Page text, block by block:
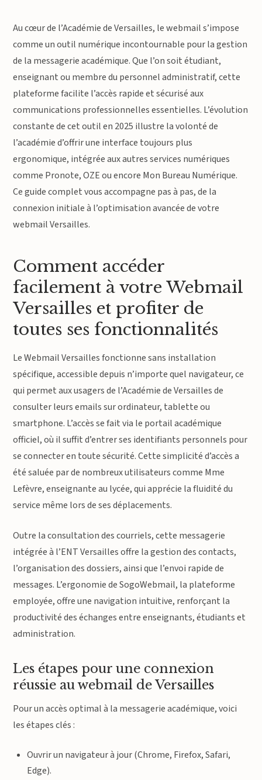
Au cœur de l’Académie de Versailles, le webmail s’impose
comme un outil numérique incontournable pour la gestion
de la messagerie académique. Que l’on soit étudiant,
enseignant ou membre du personnel administratif, cette
plateforme facilite l’accès rapide et sécurisé aux
communications professionnelles essentielles. L’évolution
constante de cet outil en 2025 illustre la volonté de
l’académie d’offrir une interface toujours plus
ergonomique, intégrée aux autres services numériques
comme Pronote, OZE ou encore Mon Bureau Numérique.
Ce guide complet vous accompagne pas à pas, de la
connexion initiale à l’optimisation avancée de votre
webmail Versailles.
Comment accéder
facilement à votre Webmail
Versailles et profiter de
toutes ses fonctionnalités
Le Webmail Versailles fonctionne sans installation
spécifique, accessible depuis n’importe quel navigateur, ce
qui permet aux usagers de l’Académie de Versailles de
consulter leurs emails sur ordinateur, tablette ou
smartphone. L’accès se fait via le portail académique
officiel, où il suffit d’entrer ses identifiants personnels pour
se connecter en toute sécurité. Cette simplicité d’accès a
été saluée par de nombreux utilisateurs comme Mme
Lefèvre, enseignante au lycée, qui apprécie la fluidité du
service même lors de ses déplacements.
Outre la consultation des courriels, cette messagerie
intégrée à l’ENT Versailles offre la gestion des contacts,
l’organisation des dossiers, ainsi que l’envoi rapide de
messages. L’ergonomie de SogoWebmail, la plateforme
employée, offre une navigation intuitive, renforçant la
productivité des échanges entre enseignants, étudiants et
administration.
Les étapes pour une connexion
réussie au webmail de Versailles
Pour un accès optimal à la messagerie académique, voici
les étapes clés :
Ouvrir un navigateur à jour (Chrome, Firefox, Safari,
Edge).